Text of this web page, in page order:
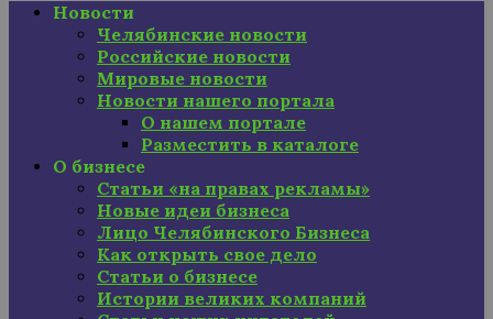
Новости
Челябинские новости
Российские новости
Мировые новости
Новости нашего портала
О нашем портале
Разместить в каталоге
О бизнесе
Статьи «на правах рекламы»
Новые идеи бизнеса
Лицо Челябинского Бизнеса
Как открыть свое дело
Статьи о бизнесе
Истории великих компаний